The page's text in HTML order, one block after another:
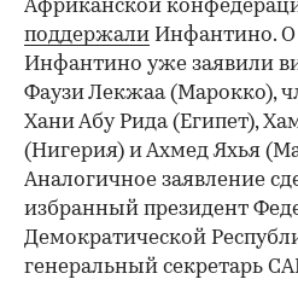
Африканской
поддержали Инфантино.
Инфантино уже заявили
Фаузи Лекжаа (Марокко),
Хани Абу Рида (Египет),
(Нигерия) и Ахмед Яхья
Аналогичное заявление
избранный президент
Демократической
генеральный секретарь